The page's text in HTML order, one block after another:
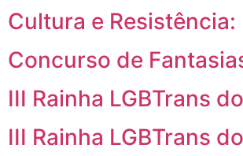
Cultura e Resistência:
Concurso de
III Rainha LGBTrans
III Rainha LGBTrans